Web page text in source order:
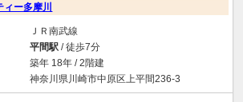
ィー多摩川
ＪＲ南武線
平間駅/ 徒歩7分
築年 18年 / 2階建
神奈川県川崎市中原区上平間236-3